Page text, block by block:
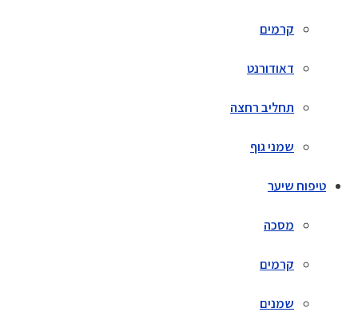
קרמים
דאודורנט
תחליב רחצה
שמני גוף
טיפוח שיער
מסכה
קרמים
שמנים